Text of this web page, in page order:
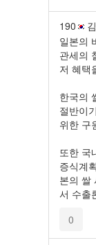
190
일본의
관세의
저 혜택
한국의
절반이
위한 구
또한 국
증식계
본의 쌀
서 수출
0